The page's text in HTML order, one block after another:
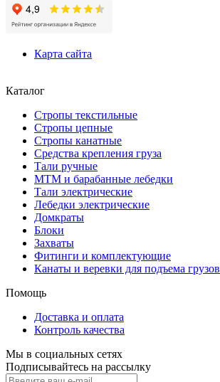
Карта сайта
Каталог
Стропы текстильные
Стропы цепные
Стропы канатные
Средства крепления груза
Тали ручные
МТМ и барабанные лебедки
Тали электрические
Лебедки электрические
Домкраты
Блоки
Захваты
Фитинги и комплектующие
Канаты и веревки для подъема грузов
Помощь
Доставка и оплата
Контроль качества
Мы в социальных сетях
Подписывайтесь на рассылку